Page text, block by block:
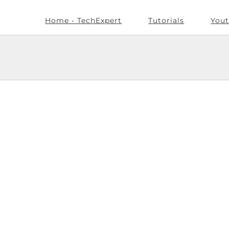
Home - TechExpert Tutorials